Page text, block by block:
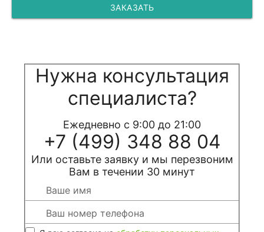
ЗАКАЗАТЬ
Нужна консультация
специалиста?
Ежедневно с 9:00 до 21:00
+7 (499) 348 88 04
Или оставьте заявку и мы перезвоним
Вам в течении 30 минут